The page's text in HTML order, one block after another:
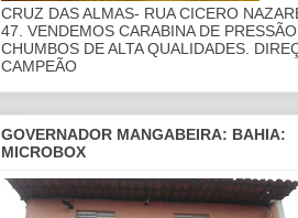
CRUZ DAS ALMAS- RUA CICERO
47. VENDEMOS CARABINA DE
CHUMBOS DE ALTA QUALIDADES.
CAMPEÃO
GOVERNADOR MANGABEIRA: BAHIA:
MICROBOX